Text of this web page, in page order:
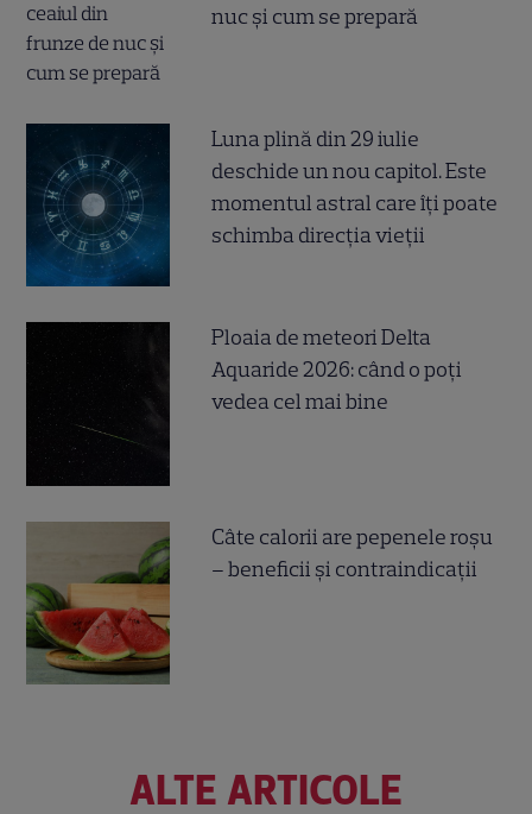
nuc și cum se prepară
Luna plină din 29 iulie
deschide un nou capitol. Este
momentul astral care îți poate
schimba direcția vieții
Ploaia de meteori Delta
Aquaride 2026: când o poți
vedea cel mai bine
Câte calorii are pepenele roșu
– beneficii și contraindicații
ALTE ARTICOLE